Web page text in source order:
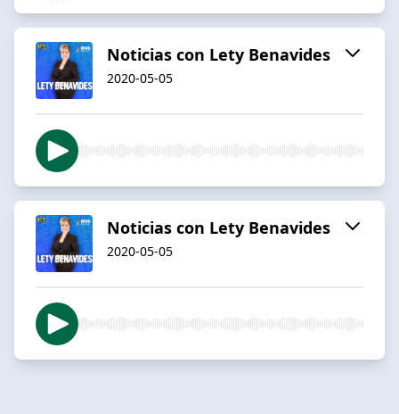
Noticias con Lety Benavides
2020-05-05
Noticias con Lety Benavides
2020-05-05